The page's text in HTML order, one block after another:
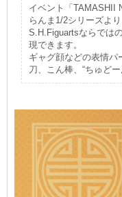
イベント「TAMASHII
らんま1/2シリーズよ
S.H.Figuartsならでは
現できます。
ギャグ顔などの表情パ
刀、こん棒、“ちゅど